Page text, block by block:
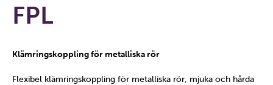
FPL
Klämringskoppling för metalliska rör
Flexibel klämringskoppling för metalliska rör, mjuka och hårda